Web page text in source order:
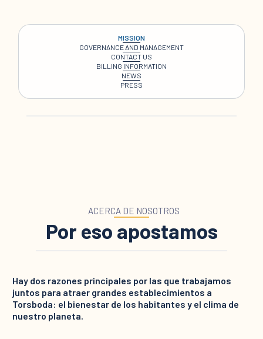
MISSION
GOVERNANCE AND MANAGEMENT
CONTACT US
BILLING INFORMATION
NEWS
PRESS
ACERCA DE NOSOTROS
Por eso apostamos
Hay dos razones principales por las que trabajamos
juntos para atraer grandes establecimientos a
Torsboda: el bienestar de los habitantes y el clima de
nuestro planeta.